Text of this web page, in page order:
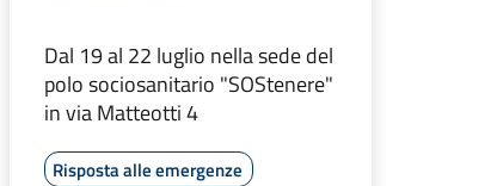
Dal 19 al 22 luglio nella sede del
polo sociosanitario "SOStenere"
in via Matteotti 4
Risposta alle emergenze